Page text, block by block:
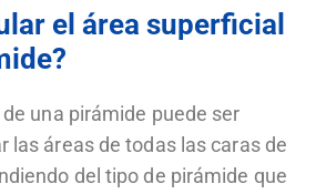
el área superficial
una pirámide puede ser
las áreas de todas las caras de
del tipo de pirámide que